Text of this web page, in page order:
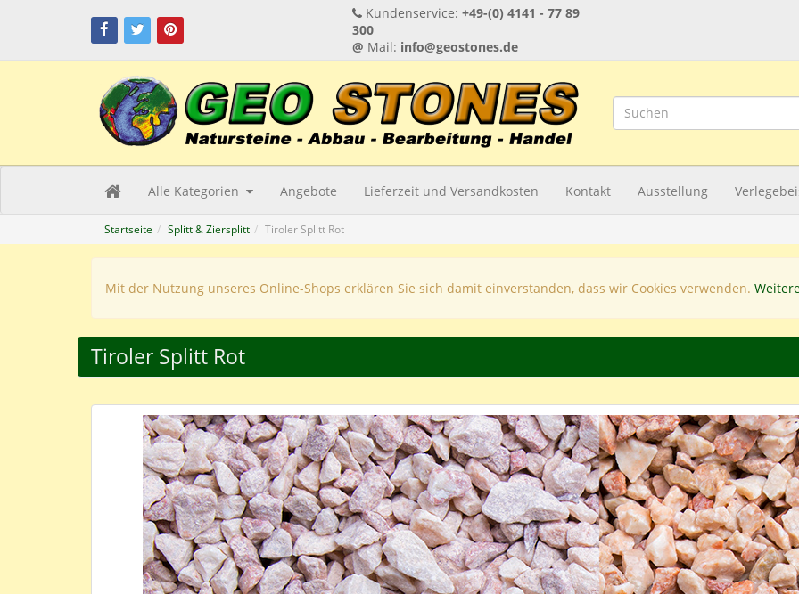
Kundenservice: +49-(0) 4141 - 77 89
300
@ Mail: info@geostones.de
Alle Kategorien Angebote Lieferzeit und Versandkosten Kontakt Ausstellung
Startseite Splitt & Ziersplitt Tiroler Splitt Rot
Mit der Nutzung unseres Online-Shops erklären Sie sich damit einverstanden, dass wir Cookies verwenden.
Tiroler Splitt Rot